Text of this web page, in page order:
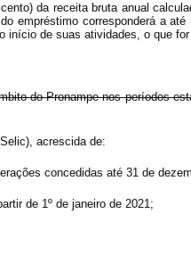
da receita bruta anual
empréstimo corresponderá a
início de suas atividades, o que
do Pronampe nos períodos
acrescida de:
concedidas até 31 de
de 1º de janeiro de 2021;